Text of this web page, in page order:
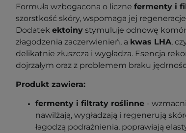
Formuła wzbogacona o liczne fermenty i
szorstkość skóry, wspomaga jej
Dodatek ektoiny stymuluje odnowę
złagodzenia zaczerwienień, a kwas LHA,
delikatnie złuszcza i wygładza. Esencja
dojrzałym oraz z problemem braku
Produkt zawiera:
fermenty i filtraty roślinne -
nawilżają, wygładzają i regenerują
łagodzą podrażnienia, poprawiają